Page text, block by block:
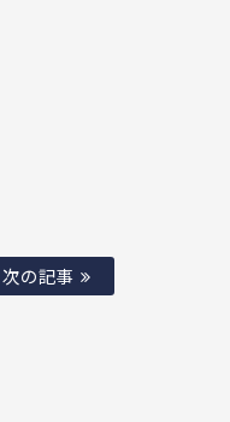
次の記事